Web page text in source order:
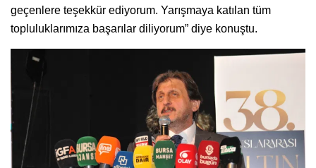
geçenlere teşekkür ediyorum. Yarışmaya katılan tüm
topluluklarımıza başarılar diliyorum” diye konuştu.